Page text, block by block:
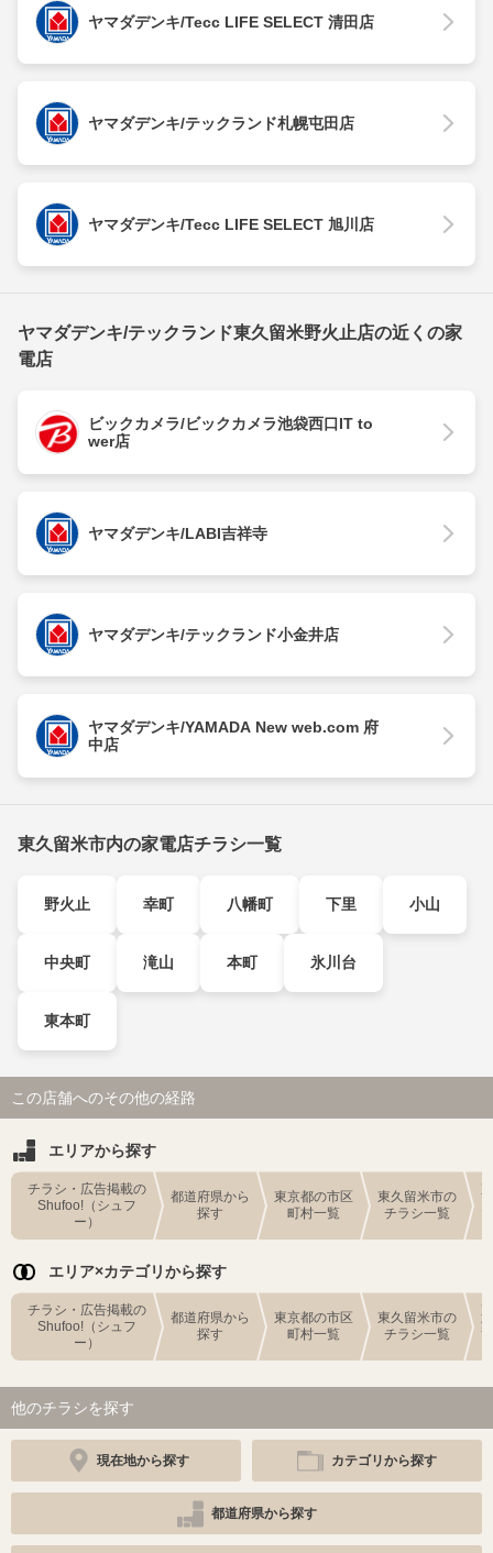
ヤマダデンキ/Tecc LIFE SELECT 清田店
ヤマダデンキ/テックランド札幌屯田店
ヤマダデンキ/Tecc LIFE SELECT 旭川店
ヤマダデンキ/テックランド東久留米野火止店の近くの家
電店
ビックカメラ/ビックカメラ池袋西口IT to
wer店
ヤマダデンキ/LABI吉祥寺
ヤマダデンキ/テックランド小金井店
ヤマダデンキ/YAMADA New web.com 府
中店
東久留米市内の家電店チラシ一覧
野火止 幸町 八幡町 下里 小山
中央町 滝山 本町 氷川台
東本町
この店舗へのその他の経路
エリアから探す
チラシ・広告掲載の
Shufoo!（シュフ
ー）
都道府県から
探す
東京都の市区
町村一覧
東久留米市の
チラシ一覧
エリア×カテゴリから探す
チラシ・広告掲載の
Shufoo!（シュフ
ー）
都道府県から
探す
東京都の市区
町村一覧
東久留米市の
チラシ一覧
他のチラシを探す
現在地から探す カテゴリから探す
都道府県から探す